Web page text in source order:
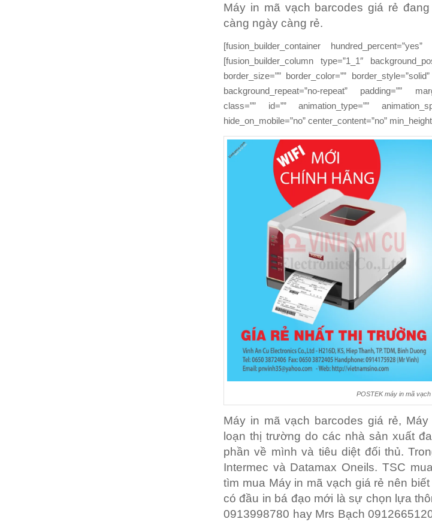
Máy in mã vạch barcodes giá rẻ
càng ngày càng rẻ.
[fusion_builder_container hundred_percent=”yes”
[fusion_builder_column type=”1_1″
border_size=”” border_color=””
background_repeat=”no-repeat” padding=””
class=”” id=”” animation_type=””
hide_on_mobile=”no” center_content=”no”
POSTEK máy in mã vạch
Máy in mã vạch barcodes giá rẻ,
loạn thị trường do các nhà sản xuất
phần về mình và tiêu diệt đối thủ.
Intermec và Datamax Oneils. TSC
tìm mua Máy in mã vạch giá rẻ nên
có đầu in bá đạo mới là sự chọn lựa
0913998780 hay Mrs Bạch